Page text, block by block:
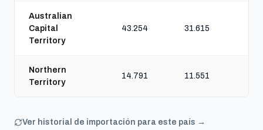
Australian
Capital
Territory
43.254 31.615
Northern
Territory
14.791 11.551
Ver historial de importación para este país →